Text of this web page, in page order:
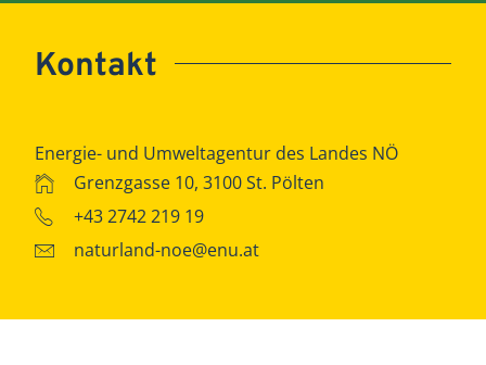
Kontakt
Energie- und Umweltagentur des Landes NÖ
Grenzgasse 10, 3100 St. Pölten
+43 2742 219 19
naturland-noe@enu.at